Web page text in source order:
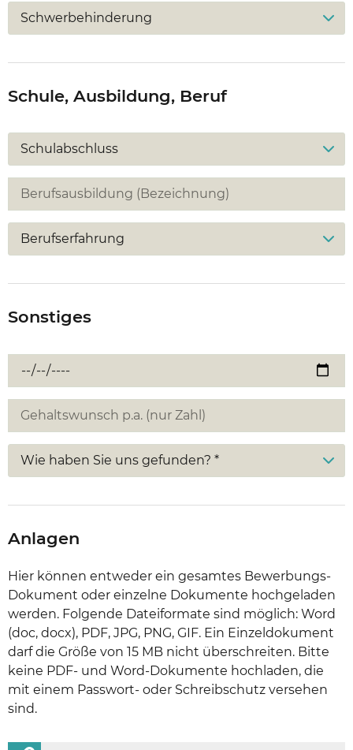
Schwerbehinderung
Schule, Ausbildung, Beruf
Schulabschluss
Berufserfahrung
Sonstiges
Wie haben Sie uns gefunden? *
Anlagen
Hier können entweder ein gesamtes Bewerbungs-
Dokument oder einzelne Dokumente hochgeladen
werden. Folgende Dateiformate sind möglich: Word
(doc, docx), PDF, JPG, PNG, GIF. Ein Einzeldokument
darf die Größe von 15 MB nicht überschreiten. Bitte
keine PDF- und Word-Dokumente hochladen, die
mit einem Passwort- oder Schreibschutz versehen
sind.